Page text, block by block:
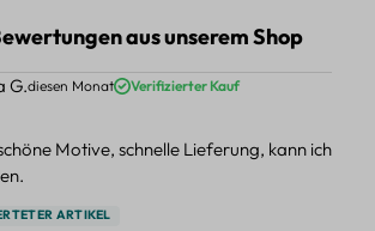
aus unserem Shop
Bewertung von 5 von 5 Sternen
G.diesen Monat Verifizierter Kauf
Motive, schnelle Lieferung, kann ich
ARTIKEL